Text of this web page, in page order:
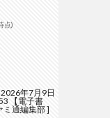
点)
年7月9日
【電子書
ミ通編集部 ]